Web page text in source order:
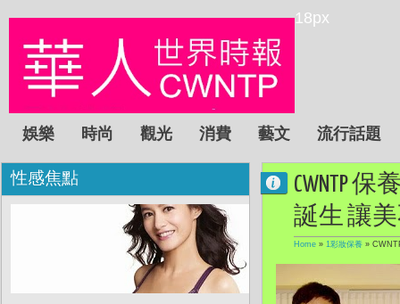
18px
娛樂 時尚 觀光 消費 藝文 流行話題
CWNTP
誕生 讓
Home » 1彩妝保養 »
性感焦點